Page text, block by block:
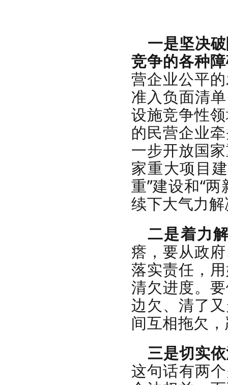
一是坚决
竞争的各种
营企业公平
准入负面清
设施竞争性
的民营企业
一步开放国
家重大项目
重”建设和“
续下大气力
二是着力
瘩，要从政
落实责任，
清欠进度。
边欠、清了
间互相拖欠
三是切实
这句话有两